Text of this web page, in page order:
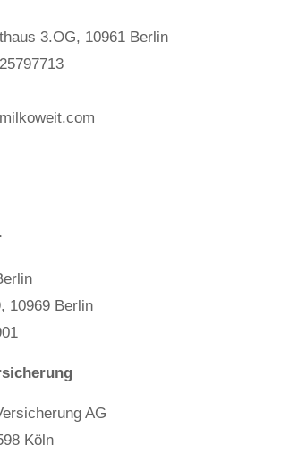
3.OG, 10961 Berlin
10969 Berlin
AG
Köln